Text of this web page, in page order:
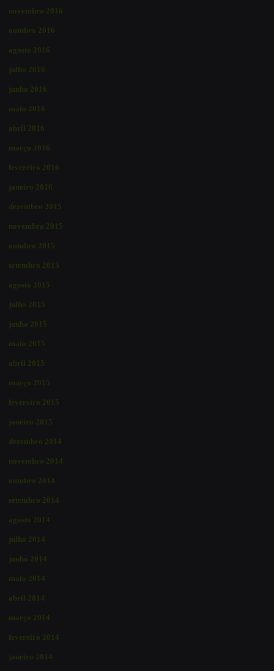
novembro 2016
outubro 2016
agosto 2016
julho 2016
junho 2016
maio 2016
abril 2016
março 2016
fevereiro 2016
janeiro 2016
dezembro 2015
novembro 2015
outubro 2015
setembro 2015
agosto 2015
julho 2015
junho 2015
maio 2015
abril 2015
março 2015
fevereiro 2015
janeiro 2015
dezembro 2014
novembro 2014
outubro 2014
setembro 2014
agosto 2014
julho 2014
junho 2014
maio 2014
abril 2014
março 2014
fevereiro 2014
janeiro 2014